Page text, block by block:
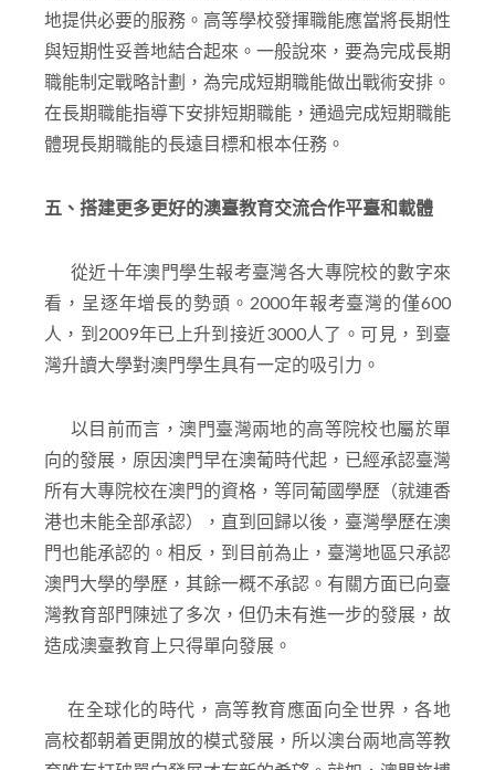
地提供必要的服務。高等學校發揮職能應當將長期性
與短期性妥善地結合起來。一般說來，要為完成長期
職能制定戰略計劃，為完成短期職能做出戰術安排。
在長期職能指導下安排短期職能，通過完成短期職能
體現長期職能的長遠目標和根本任務。
五、搭建更多更好的澳臺教育交流合作平臺和載體
從近十年澳門學生報考臺灣各大專院校的數字來
看，呈逐年增長的勢頭。2000年報考臺灣的僅600
人，到2009年已上升到接近3000人了。可見，到臺
灣升讀大學對澳門學生具有一定的吸引力。
以目前而言，澳門臺灣兩地的高等院校也屬於單
向的發展，原因澳門早在澳葡時代起，已經承認臺灣
所有大專院校在澳門的資格，等同葡國學歷（就連香
港也未能全部承認），直到回歸以後，臺灣學歷在澳
門也能承認的。相反，到目前為止，臺灣地區只承認
澳門大學的學歷，其餘一概不承認。有關方面已向臺
灣教育部門陳述了多次，但仍未有進一步的發展，故
造成澳臺教育上只得單向發展。
在全球化的時代，高等教育應面向全世界，各地
高校都朝着更開放的模式發展，所以澳台兩地高等教